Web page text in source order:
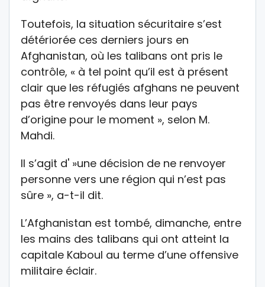
Toutefois, la situation sécuritaire s’est
détériorée ces derniers jours en
Afghanistan, où les talibans ont pris le
contrôle, « à tel point qu’il est à présent
clair que les réfugiés afghans ne peuvent
pas être renvoyés dans leur pays
d’origine pour le moment », selon M.
Mahdi.
Il s’agit d' »une décision de ne renvoyer
personne vers une région qui n’est pas
sûre », a-t-il dit.
L’Afghanistan est tombé, dimanche, entre
les mains des talibans qui ont atteint la
capitale Kaboul au terme d’une offensive
militaire éclair.